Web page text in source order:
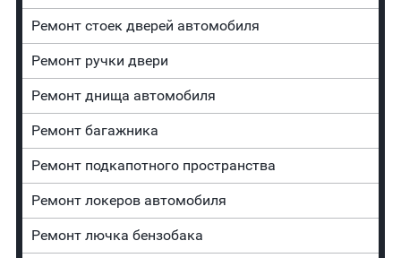
Ремонт стоек дверей автомобиля
Ремонт ручки двери
Ремонт днища автомобиля
Ремонт багажника
Ремонт подкапотного пространства
Ремонт лoĸepoв автомобиля
Ремонт лючка бензобака